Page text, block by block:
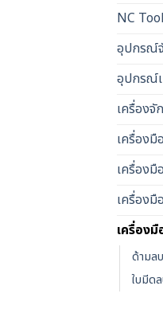
NC
อุปกรณ์
อุปกรณ์
เครื่องจั
เครื่องมื
เครื่องมื
เครื่องมื
เครื่อง
ด้ามล
ใบมีด